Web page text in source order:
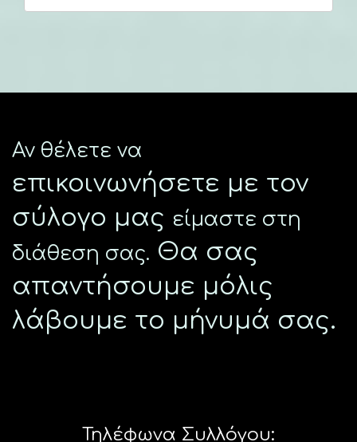
Αν θέλετε να
επικοινωνήσετε με τον
σύλογο μας είμαστε στη
διάθεση σας. Θα σας
απαντήσουμε μόλις
λάβουμε το μήνυμά σας.
Τηλέφωνα Συλλόγου: